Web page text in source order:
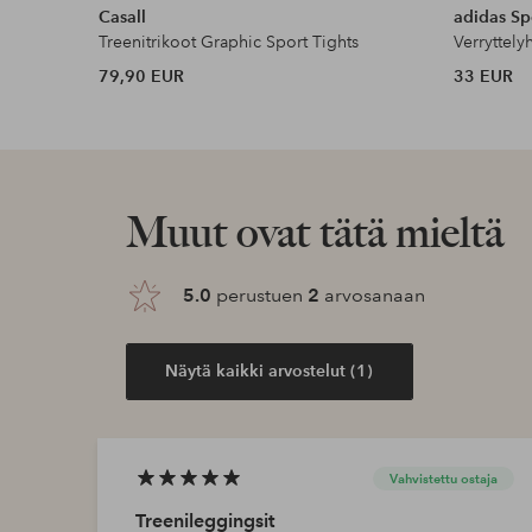
Casall
Treenitrikoot Graphic Sport Tights
79,90 EUR
adidas
33 EUR
Muut ovat tätä mieltä
5.0 perustuen 2 arvosanaan
Näytä kaikki arvostelut (1)
Vahvistettu ostaja
Treenileggingsit